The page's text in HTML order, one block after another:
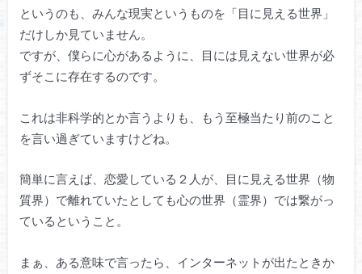
というのも、みんな現実というものを「目に見える世界」
だけしか見ていません。
ですが、僕らに心があるように、目には見えない世界が必
ずそこに存在するのです。
これは非科学的とか言うよりも、もう至極当たり前のこと
を言い過ぎていますけどね。
簡単に言えば、恋愛している２人が、目に見える世界（物
質界）で離れていたとしても心の世界（霊界）では繋がっ
ているということ。
まぁ、ある意味で言ったら、インターネットが出たときか